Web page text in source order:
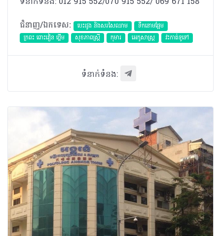
ជំនាញ/ឯកទេស:
បេះដូង​ និងសរសៃឈាម
ទឹកនោមផ្អែម
ក្រពះ ពោះវៀន ថ្លើម
សុខភាពស្រ្តី កុមារ អេកូសាស្រ្ត វះកាត់ទូទៅ
ទំនាក់ទំនង: